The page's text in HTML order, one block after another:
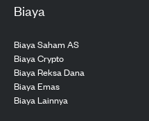
Biaya
Biaya Saham AS
Biaya Crypto
Biaya Reksa Dana
Biaya Emas
Biaya Lainnya